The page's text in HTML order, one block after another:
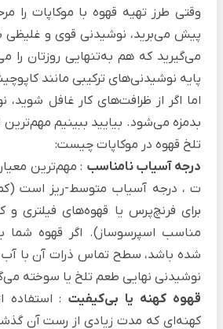
وقتی طرز تهیه قهوه با موکاپات را
پیش می‌برید، نوشیدنی قوی و غلیظی
می‌گیرید که هم به‌تنهایی روزتان را
پایه نوشیدنی‌های ترکیبی مانند
اما اگر از ظرافت‌های کار غافل شوید،
بدمزه می‌شود. بیایید ببینیم
تلخ قهوه در موکاپات چیست:
درجه آسیاب نامناسب : مهم‌ترین معیار
ت ، درجه آسیاب متوسط-ریز است
برای فرنچ‌پرس یا قهوه‌های فیلتری و
مناسب اسپرسوساز). اگر قهوه‌ شما
شده باشد، سطح تماس ذرات آن با
نوشیدنی نهایی طعم تلخ یا سوخته
قهوه کهنه یا بی‌کیفیت: استفاده
کهنه‌ای که مدت زیادی از رست آن‌